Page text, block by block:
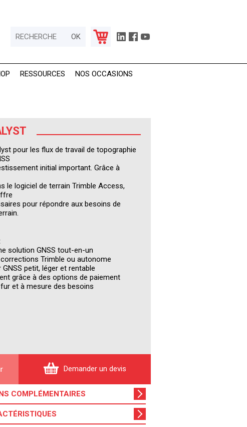
RESSOURCES
NOS OCCASIONS
pour les flux de travail de topographie
initial important. Grâce à
le logiciel de terrain Trimble Access,
pour répondre aux besoins de
solution GNSS tout-en-un
Trimble ou autonome
petit, léger et rentable
grâce à des options de paiement
et à mesure des besoins
Demander un devis
COMPLÉMENTAIRES